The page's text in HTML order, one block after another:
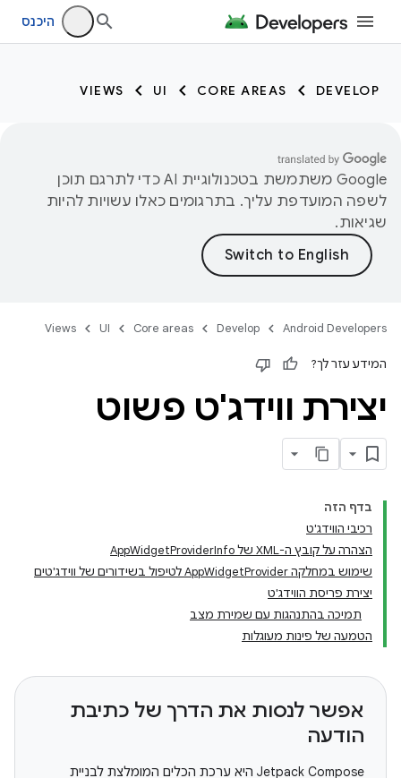
היכנס
DEVELOP
CORE AREAS
UI
VIEWS
‫Google משתמשת בטכנולוגיית AI כדי לתרגם תוכן
לשפה המועדפת עליך. בתרגומים כאלו עשויות להיות
שגיאות.
Android Developers
Develop
Core areas
UI
Views
המידע עזר לך?
יצירת ווידג'ט פשוט
בדף הזה
רכיבי הווידג'ט
הצהרה על קובץ ה-XML של AppWidgetProviderInfo
שימוש במחלקה AppWidgetProvider לטיפול בשידורים של ווידג'טים
יצירת פריסת הווידג'ט
תמיכה בהתנהגות עם שמירת מצב
הטמעה של פינות מעוגלות
אפשר לנסות את הדרך של כתיבת
הודעה
‫Jetpack Compose היא ערכת הכלים המומלצת לבניית